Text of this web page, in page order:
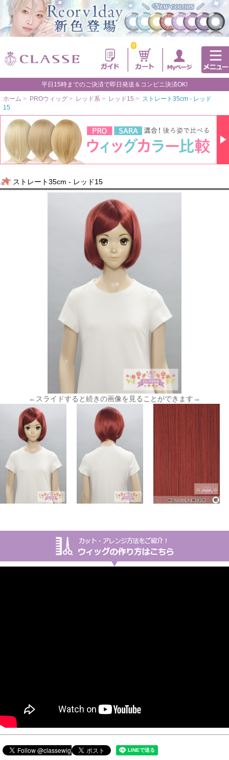
0
平日15時までのご決済で即日発送＆コンビニ決済OK!
ホーム > PROウィッグ > レッド系 > レッド15 > ストレート35cm - レッド
15
ストレート35cm - レッド15
←スライドすると続きの画像を見ることができます→